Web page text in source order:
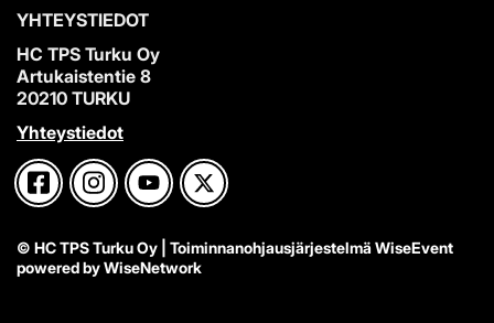
YHTEYSTIEDOT
HC TPS Turku Oy
Artukaistentie 8
20210 TURKU
Yhteystiedot
© HC TPS Turku Oy | Toiminnanohjausjärjestelmä WiseEvent
powered byWiseNetwork